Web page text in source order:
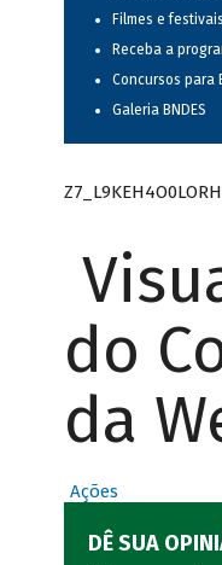
Filmes e
Receba a
Concursos para
Galeria BNDES
do
da
Ações
DÊ SUA